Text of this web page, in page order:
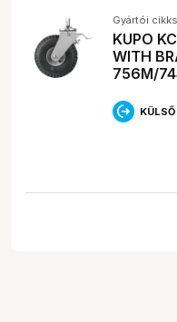
Gyártói
KUPO
WITH
756M/